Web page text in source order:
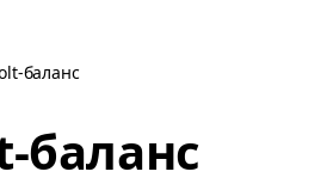
баланс
баланс